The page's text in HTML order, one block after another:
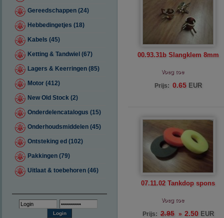
Gereedschappen (24)
Hebbedingetjes (18)
Kabels (45)
Ketting & Tandwiel (67)
Lagers & Keerringen (85)
Motor (412)
New Old Stock (2)
Onderdelencatalogus (15)
Onderhoudsmiddelen (45)
Ontsteking ed (102)
Pakkingen (79)
Uitlaat & toebehoren (46)
00.93.31b Slangklem 8mm
Voeg toe
Prijs: 0.65 EUR
07.11.02 Tankdop spons
Voeg toe
Prijs: 2.95 » 2.50 EUR